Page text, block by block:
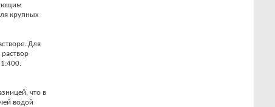
крупных
Для
раствор
что в
водой